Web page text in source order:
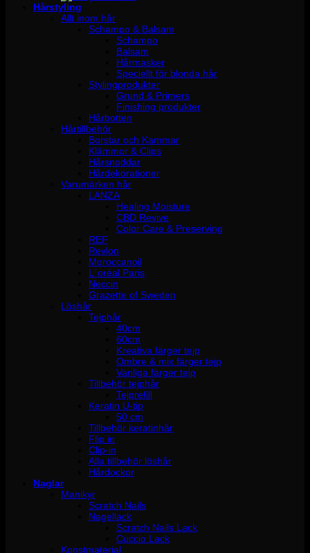
Hårstyling
Allt inom hår
Schampo & Balsam
Schampo
Balsam
Hårmasker
Speciellt för blonda hår
Stylingprodukter
Grund & Primers
Finishing produkter
Hårbotten
Hårtillbehör
Borstar och Kammar
Klämmor & Clips
Hårsnoddar
Hårdekorationer
Varumärken hår
LANZA
Healing Moisture
CBD Revive
Color Care & Preserving
REF
Revlon
Moroccanoil
L´oréal Paris
Neccin
Grazette of Sweden
Löshår
Tejphår
40cm
60cm
Kreativa färger tejp
Ombre & mix färger tejp
Vanliga färger tejp
Tillbehör tejphår
Tejprefill
Keratin U-tip
50 cm
Tillbehör keratinhår
Flip in
Clip-in
Alla tillbehör löshår
Hårdockor
Naglar
Manikyr
Scratch Nails
Nagellack
Scratch Nails Lack
Cuccio Lack
Konstmaterial